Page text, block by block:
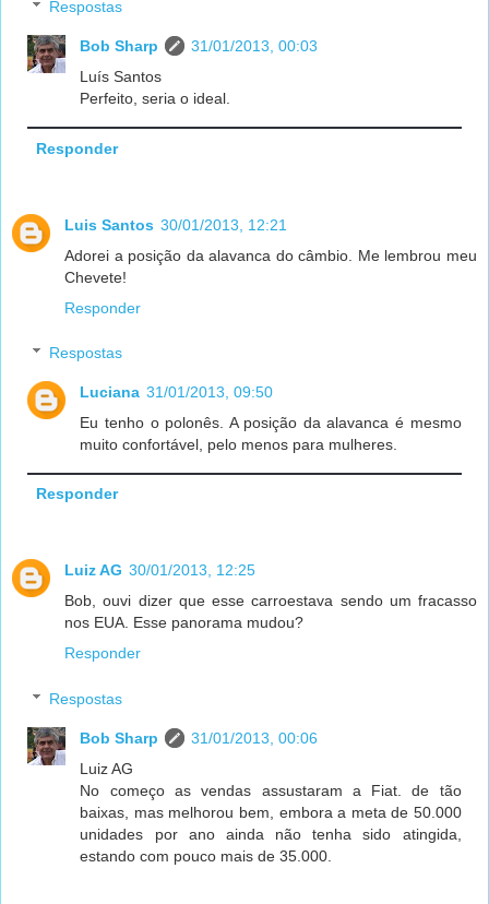
Respostas
Bob Sharp
31/01/2013, 00:03
Luís Santos
Perfeito, seria o ideal.
Responder
Luis Santos 30/01/2013, 12:21
Adorei a posição da alavanca do câmbio. Me lembrou meu
Chevete!
Responder
Respostas
Luciana 31/01/2013, 09:50
Eu tenho o polonês. A posição da alavanca é mesmo
muito confortável, pelo menos para mulheres.
Responder
Luiz AG 30/01/2013, 12:25
Bob, ouvi dizer que esse carroestava sendo um fracasso
nos EUA. Esse panorama mudou?
Responder
Respostas
Bob Sharp
31/01/2013, 00:06
Luiz AG
No começo as vendas assustaram a Fiat. de tão
baixas, mas melhorou bem, embora a meta de 50.000
unidades por ano ainda não tenha sido atingida,
estando com pouco mais de 35.000.